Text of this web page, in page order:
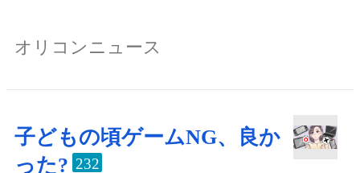
オリコンニュース
子どもの頃ゲームNG、良か
った? 232